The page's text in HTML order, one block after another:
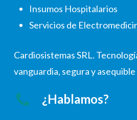
Insumos Hospitalarios
Servicios de
Cardiosistemas SRL.
vanguardia, segura y
¿Hablamos?